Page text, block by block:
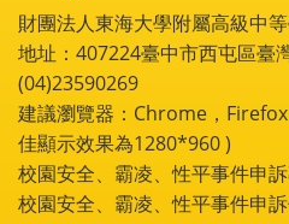
財團法人東海大學附屬高級中
地址：407224臺中市西屯區臺
(04)23590269
建議瀏覽器：Chrome，
佳顯示效果為1280*960 )
校園安全、霸凌、性平事件申
校園安全、霸凌、性平事件申